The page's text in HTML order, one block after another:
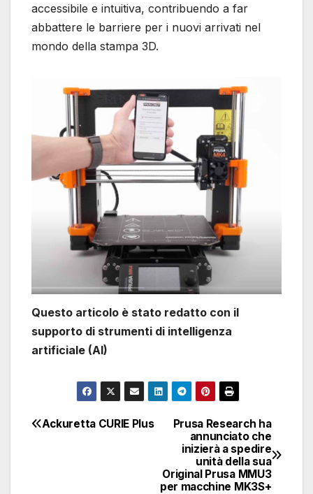
accessibile e intuitiva, contribuendo a far
abbattere le barriere per i nuovi arrivati nel
mondo della stampa 3D.
Questo articolo è stato redatto con il
supporto di strumenti di intelligenza
artificiale (AI)
Navigazione
Prusa Research ha
annunciato che
inizierà a spedire
unità della sua
Original Prusa MMU3
per macchine MK3S+
Ackuretta CURIE Plus